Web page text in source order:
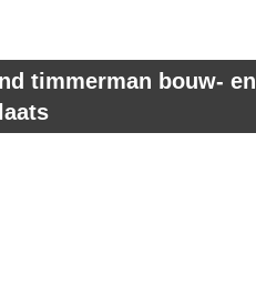
timmerman bouw- en